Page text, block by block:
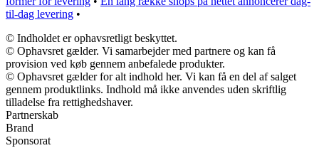
til-dag levering •
© Indholdet er ophavsretligt beskyttet.
© Ophavsret gælder. Vi samarbejder med partnere og kan få
provision ved køb gennem anbefalede produkter.
© Ophavsret gælder for alt indhold her. Vi kan få en del af salget
gennem produktlinks. Indhold må ikke anvendes uden skriftlig
tilladelse fra rettighedshaver.
Partnerskab
Brand
Sponsorat